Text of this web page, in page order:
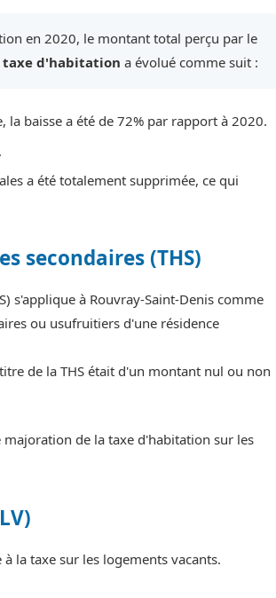
en 2020, le montant total perçu par le
taxe d'habitation a évolué comme suit :
baisse a été de 72% par rapport à 2020.
a été totalement supprimée, ce qui
secondaires (THS)
s'applique à Rouvray-Saint-Denis comme
ou usufruitiers d'une résidence
de la THS était d'un montant nul ou non
de la taxe d'habitation sur les
la taxe sur les logements vacants.